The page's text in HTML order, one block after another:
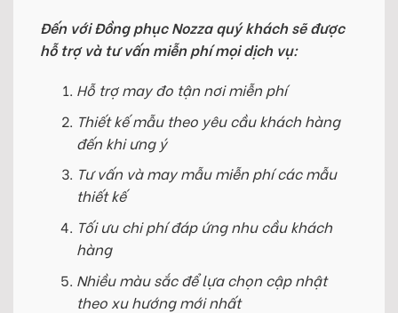
Đến với Đồng phục Nozza quý khách sẽ được
hỗ trợ và tư vấn miễn phí mọi dịch vụ:
Hỗ trợ may đo tận nơi miễn phí
Thiết kế mẫu theo yêu cầu khách hàng
đến khi ưng ý
Tư vấn và may mẫu miễn phí các mẫu
thiết kế
Tối ưu chi phí đáp ứng nhu cầu khách
hàng
Nhiều màu sắc để lựa chọn cập nhật
theo xu hướng mới nhất